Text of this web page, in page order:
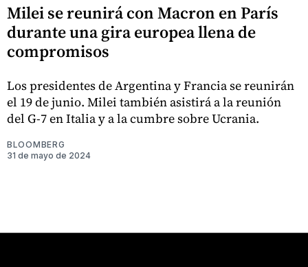
Milei se reunirá con Macron en París
durante una gira europea llena de
compromisos
Los presidentes de Argentina y Francia se reunirán
el 19 de junio. Milei también asistirá a la reunión
del G-7 en Italia y a la cumbre sobre Ucrania.
BLOOMBERG
31 de mayo de 2024